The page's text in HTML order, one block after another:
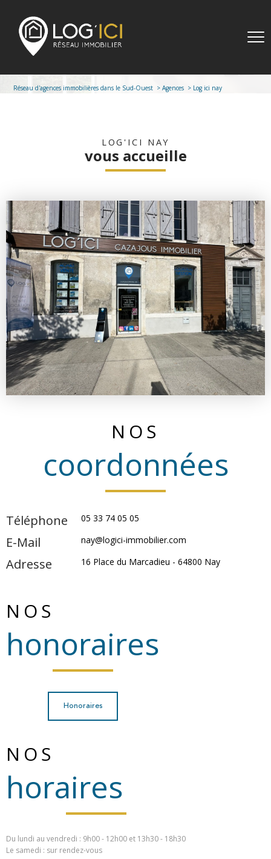
Réseau d'agences immobilières dans le Sud-Ouest Agences Log ici nay
LOG'ICI NAY
vous accueille
NOS
coordonnées
Téléphone 05 33 74 05 05
E-Mail nay@logici-immobilier.com
Adresse 16 Place du Marcadieu - 64800 Nay
NOS
honoraires
Honoraires
NOS
horaires
Du lundi au vendredi : 9h00 - 12h00 et 13h30 - 18h30
Le samedi : sur rendez-vous